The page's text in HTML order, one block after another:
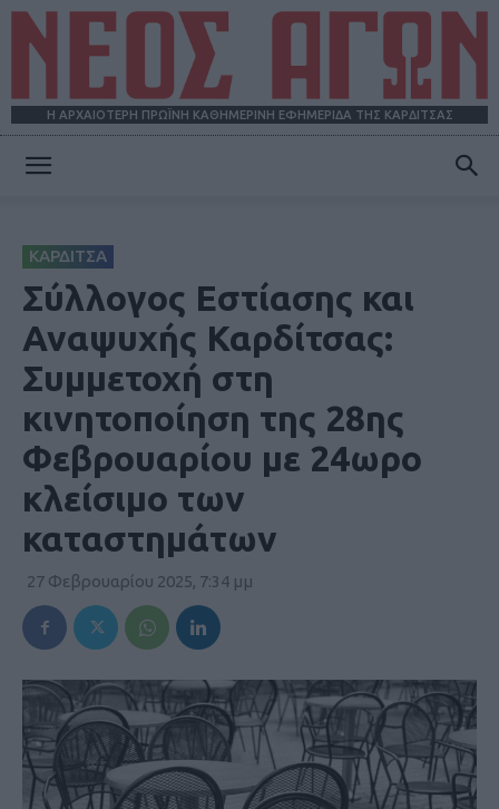
Η ΑΡΧΑΙΟΤΕΡΗ ΠΡΩΪΝΗ ΚΑΘΗΜΕΡΙΝΗ ΕΦΗΜΕΡΙΔΑ ΤΗΣ ΚΑΡΔΙΤΣΑΣ
ΚΑΡΔΙΤΣΑ
Σύλλογος Εστίασης και
Αναψυχής Καρδίτσας:
Συμμετοχή στη
κινητοποίηση της 28ης
Φεβρουαρίου με 24ωρο
κλείσιμο των
καταστημάτων
27 Φεβρουαρίου 2025, 7:34 μμ